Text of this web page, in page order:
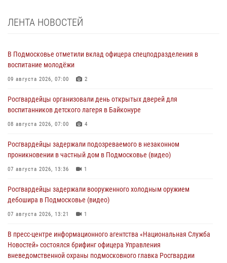
ЛЕНТА НОВОСТЕЙ
В Подмосковье отметили вклад офицера спецподразделения в
воспитание молодёжи
09 августа 2026, 07:00 2
Росгвардейцы организовали день открытых дверей для
воспитанников детского лагеря в Байконуре
08 августа 2026, 07:00 4
Росгвардейцы задержали подозреваемого в незаконном
проникновении в частный дом в Подмосковье (видео)
07 августа 2026, 13:36 1
Росгвардейцы задержали вооруженного холодным оружием
дебошира в Подмосковье (видео)
07 августа 2026, 13:21 1
В пресс-центре информационного агентства «Национальная Служба
Новостей» состоялся брифинг офицера Управления
вневедомственной охраны подмосковного главка Росгвардии